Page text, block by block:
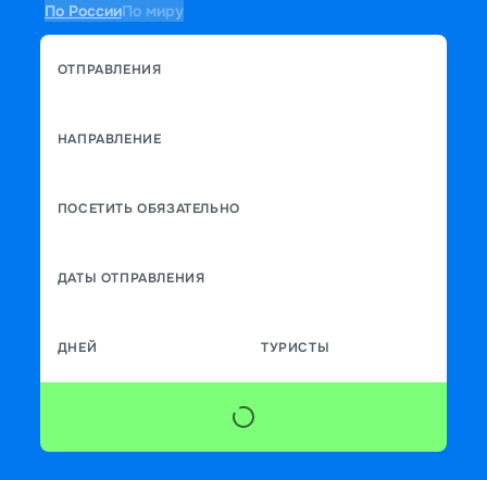
По РоссииПо миру
ОТПРАВЛЕНИЯ
НАПРАВЛЕНИЕ
ПОСЕТИТЬ ОБЯЗАТЕЛЬНО
ДАТЫ ОТПРАВЛЕНИЯ
ДНЕЙ ТУРИСТЫ